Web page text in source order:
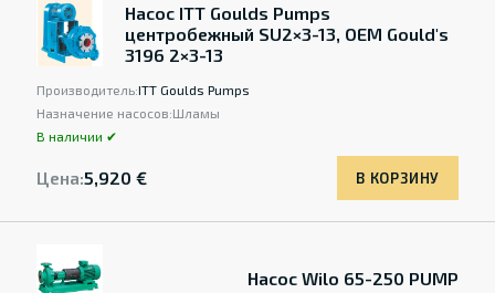
Насос ITT Goulds Pumps
центробежный SU2×3-13, OEM Gould's
3196 2×3-13
Производитель:ITT Goulds Pumps
Назначение насосов:Шламы
В наличии ✔
Цена:5,920 € В КОРЗИНУ
Насос Wilo 65-250 PUMP